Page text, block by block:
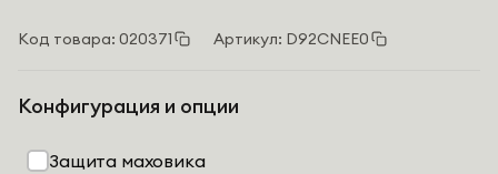
Код товара: 020371 Артикул: D92CNEE0
Конфигурация и опции
Защита маховика